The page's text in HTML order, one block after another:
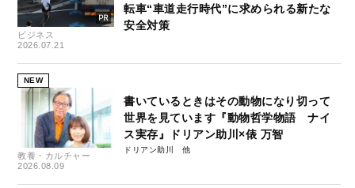
ビジネス
2026.07.21
転車“車道走行時代”に求められる新たな
安全対策
NEW
教養・カルチャー
2026.08.09
書いているときはその動物になり切って
世界を見ています『動物哲学物語 ナイ
ス実存』ドリアン助川×俵 万智
ドリアン助川